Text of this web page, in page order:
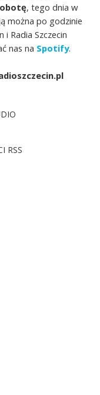
, tego dnia w
można po godzinie
i Radia Szczecin
nas na Spotify.
RSS